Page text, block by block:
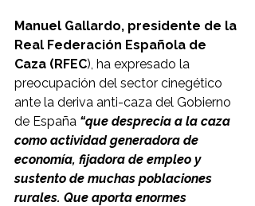
Manuel Gallardo, presidente de la
Real Federación Española de
Caza (RFEC), ha expresado la
preocupación del sector cinegético
ante la deriva anti-caza del Gobierno
de España “que desprecia a la caza
como actividad generadora de
economía, fijadora de empleo y
sustento de muchas poblaciones
rurales. Que aporta enormes